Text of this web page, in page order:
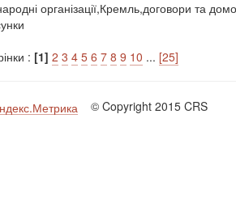
організації,Кремль,договори та
: [1] 2 3 4 5 6 7 8 9 10 ... [25]
© Copyright 2015 CRS